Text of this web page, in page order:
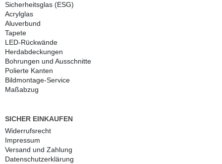
Sicherheitsglas (ESG)
Acrylglas
Aluverbund
Tapete
LED-Rückwände
Herdabdeckungen
Bohrungen und Ausschnitte
Polierte Kanten
Bildmontage-Service
Maßabzug
SICHER EINKAUFEN
Widerrufs­recht
Impressum
Versand und Zahlung
Daten­schutz­erklärung